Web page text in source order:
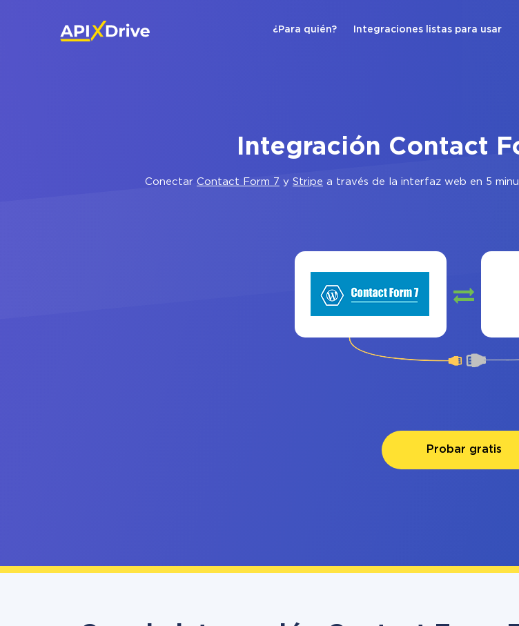
¿Para quién? Integraciones listas para usar
Integración Contact
Conectar Contact Form 7 y Stripe a través de la interfaz web en 5
Probar gratis